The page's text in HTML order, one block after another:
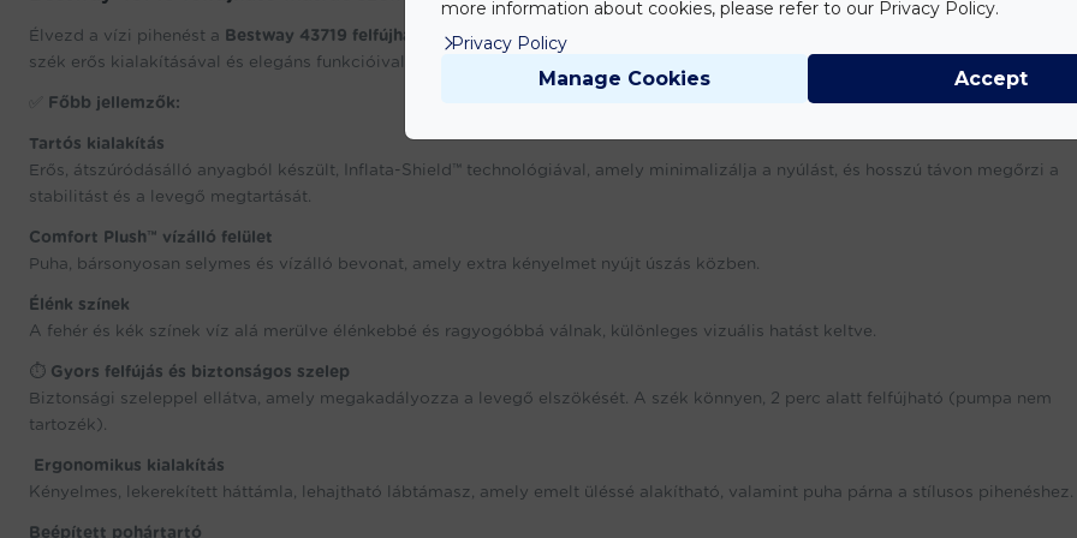
Élvezd a vízi pihenést a Bestway 43719 felfújható matrac székkel
szék erős kialakításával és elegáns funkcióival tökéletes választás medencébe, tóra vagy nyugodt vízfelületekre.
Főbb jellemzők:
Tartós kialakítás
Erős, átszúródásálló anyagból készült, Inflata-Shield™ technológiával, amely minimalizálja a nyúlást, és hosszú távon megőrzi a
stabilitást és a levegő megtartását.
Comfort Plush™ vízálló felület
Puha, bársonyosan selymes és vízálló bevonat, amely extra kényelmet nyújt úszás közben.
Élénk színek
A fehér és kék színek víz alá merülve élénkebbé és ragyogóbbá válnak, különleges vizuális hatást keltve.
⏱️ Gyors felfújás és biztonságos szelep
Biztonsági szeleppel ellátva, amely megakadályozza a levegő elszökését. A szék könnyen, 2 perc alatt felfújható (pumpa nem
tartozék).
Ergonomikus kialakítás
Kényelmes, lekerekített háttámla, lehajtható lábtámasz, amely emelt üléssé alakítható, valamint puha párna a stílusos pihenéshez.
Beépített pohártartó
more information about cookies, please refer to our Privacy Policy.
Privacy Policy
Manage Cookies Accept